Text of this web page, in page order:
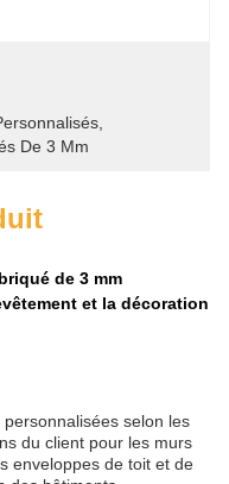
De 3 Mm
de 3 mm
et la décoration
selon les
du client pour les murs
enveloppes de toit et de